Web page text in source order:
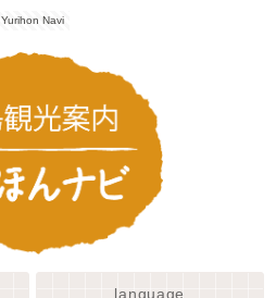
Yurihon Navi
language